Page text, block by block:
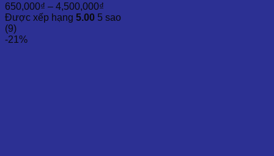
650,000₫ – 4,500,000₫
giá:
Được xếp hạng 5.00 5 sao
(9)
-21%